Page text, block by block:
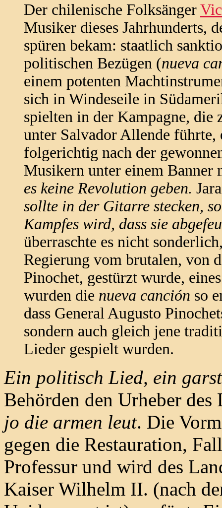
Der chilenische Folksänger
Musiker dieses Jahrhunderts,
spüren bekam: staatlich
politischen Bezügen (nueva
einem potenten
sich in Windeseile in
spielten in der Kampagne,
unter Salvador Allende führte,
folgerichtig nach der
Musikern unter einem
es keine Revolution geben.
sollte in der Gitarre stecken,
Kampfes wird, dass sie
überraschte es nicht
Regierung vom brutalen, von
Pinochet, gestürzt wurde,
wurden die nueva canción so
dass General Augusto
sondern auch gleich jene
Lieder gespielt wurden.
Ein politisch Lied, ein
Behörden den Urheber
jo die armen leut. Die
gegen die Restauration,
Professur und wird des
Kaiser Wilhelm II. (nach